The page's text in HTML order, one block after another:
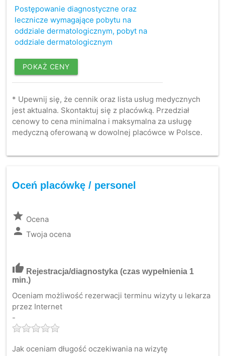
Postępowanie diagnostyczne oraz
lecznicze wymagające pobytu na
oddziale dermatologicznym, pobyt na
oddziale dermatologicznym
POKAŻ CENY
* Upewnij się, że cennik oraz lista usług medycznych
jest aktualna. Skontaktuj się z placówką. Przedział
cenowy to cena minimalna i maksymalna za usługę
medyczną oferowaną w dowolnej placówce w Polsce.
Oceń placówkę / personel
grade Ocena
person Twoja ocena
thumb_up Rejestracja/diagnostyka (czas wypełnienia 1
min.)
Oceniam możliwość rezerwacji terminu wizyty u lekarza
przez Internet
-
Jak oceniam długość oczekiwania na wizytę